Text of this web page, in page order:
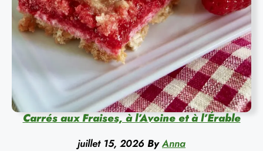
Carrés aux Fraises, à l’Avoine et à l’Érable
juillet 15, 2026 By Anna